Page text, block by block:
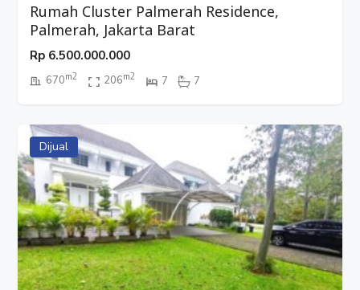
Rumah Cluster Palmerah Residence,
Palmerah, Jakarta Barat
Rp 6.500.000.000
670m2 206m2 7 7
Dijual